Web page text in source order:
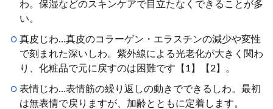
わ。保湿などのスキンケアで目立たなくできることが多
い。
真皮じわ…真皮のコラーゲン・エラスチンの減少や変性
で刻まれた深いしわ。紫外線による光老化が大きく関わ
り、化粧品で元に戻すのは困難です【1】【2】。
表情じわ…表情筋の繰り返しの動きでできるしわ。最初
は無表情で戻りますが、加齢とともに定着します。